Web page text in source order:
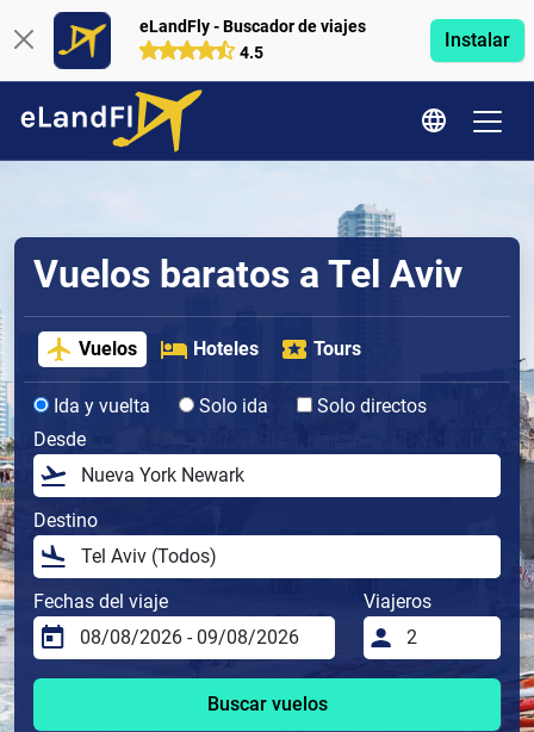
eLandFly - Buscador de viajes
4.5
Instalar
Vuelos baratos a Tel Aviv
Vuelos Hoteles Tours
Ida y vuelta Solo ida
Solo directos
Desde
Destino
Fechas del viaje Viajeros
Buscar vuelos